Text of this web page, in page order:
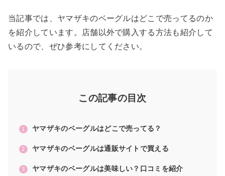
当記事では、ヤマザキのベーグルはどこで売ってるのか
を紹介しています。店舗以外で購入する方法も紹介して
いるので、ぜひ参考にしてください。
この記事の目次
ヤマザキのベーグルはどこで売ってる？
ヤマザキのベーグルは通販サイトで買える
ヤマザキのベーグルは美味しい？口コミを紹介